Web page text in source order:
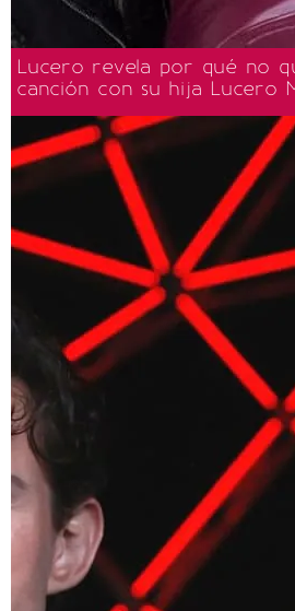
Lucero revela por qué no
canción con su hija Lucero